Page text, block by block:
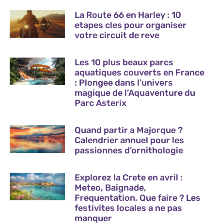
La Route 66 en Harley : 10
etapes cles pour organiser
votre circuit de reve
Les 10 plus beaux parcs
aquatiques couverts en France
: Plongee dans l’univers
magique de l’Aquaventure du
Parc Asterix
Quand partir a Majorque ?
Calendrier annuel pour les
passionnes d’ornithologie
Explorez la Crete en avril :
Meteo, Baignade,
Frequentation, Que faire ? Les
festivites locales a ne pas
manquer